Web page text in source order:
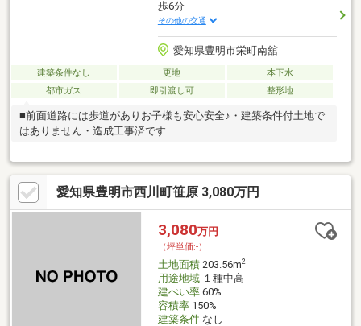
歩6分
その他の交通
愛知県豊明市栄町南舘
建築条件なし 更地
本下水
都市ガス
即引渡し可 整形地
■前面道路には歩道がありお子様も安心安全♪・建築条件付土地で
はありません・造成工事済です
愛知県豊明市西川町笹原 3,080万円
3,080万円
（坪単価:-）
土地面積203.56m2
用途地域１種中高
建ぺい率60%
容積率150%
建築条件なし